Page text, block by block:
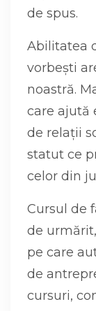
de spus.
Abilitatea
vorbești
noastră.
care ajută
de relații
statut ce
celor din
Cursul de
de
pe care
de
cursuri,